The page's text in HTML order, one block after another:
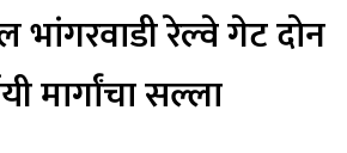
भांगरवाडी रेल्वे गेट दोन
मार्गांचा सल्ला